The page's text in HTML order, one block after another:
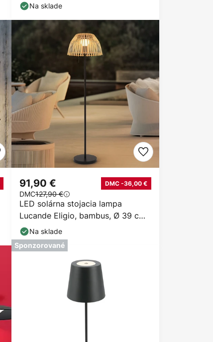
Na sklade
LED solárna stojacia lampa
Lucande Eligio, bambus, Ø 39 cm,
RGB
91,90 € DMC -36,00 €
DMC127,90 €
Na sklade
Sponzorované